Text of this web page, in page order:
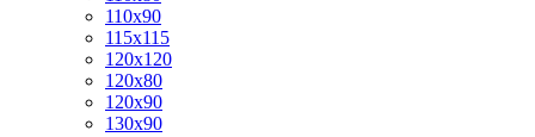
110x90
115x115
120x120
120x80
120x90
130x90